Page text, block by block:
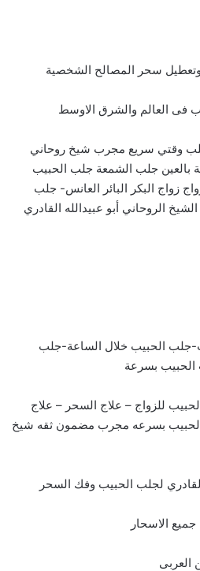
وتعطيل سحر المصالح الشخصية
فى العالم والشرق الاوسط
وقتي سريع مجرب شيخ روحاني
بالعين جلب الشمعة جلب الحبيب
زواج البكر البائر العانس- جلب
الروحاني أبو عبيدالله القادري
جلب الحبيب خلال الساعة-جلب
الحبيب بسرعة
للزواج – علاج السحر – علاج
بسرعه مجرب مضمون ثقه شيخ
لجلب الحبيب وفك السحر
الاسحار